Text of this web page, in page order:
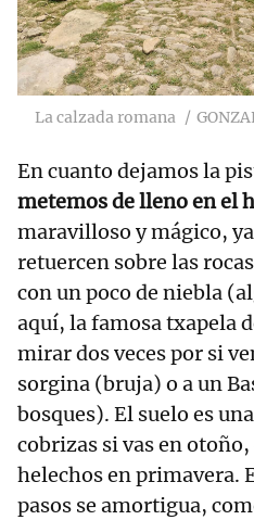
La calzada romana
En cuanto dejamos la
metemos de lleno en el
maravilloso y mágico,
retuercen sobre las
con un poco de niebla
aquí, la famosa txapela
mirar dos veces por si
sorgina (bruja) o a un
bosques). El suelo es
cobrizas si vas en
helechos en primavera.
pasos se amortigua,